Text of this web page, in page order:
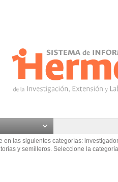
en las siguientes categorías:
y semilleros. Seleccione la